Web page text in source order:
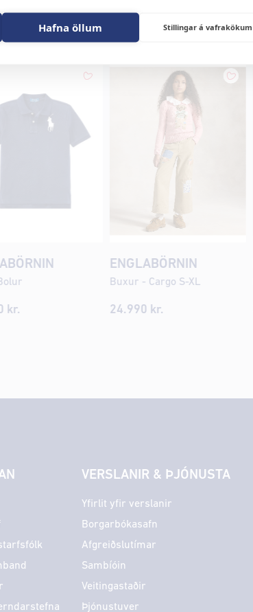
Hafna öllum Stillingar á vafrakökum
kr.
ENGLABÖRNIN
Buxur - Cargo S-XL
24.990 kr.
VERSLANIR & ÞJÓNUSTA
Yfirlit yfir verslanir
Borgarbókasafn
Afgreiðslutímar
Sambíóin
Veitingastaðir
Þjónustuver